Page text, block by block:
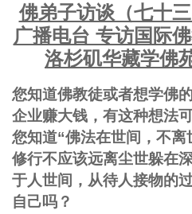
佛弟子访谈（七十
广播电台 专访国际
洛杉矶华藏学佛
您知道佛教徒或者想学佛
企业赚大钱，有这种想法
您知道“佛法在世间，不
修行不应该远离尘世躲在
于人世间，从待人接物的
自己吗？